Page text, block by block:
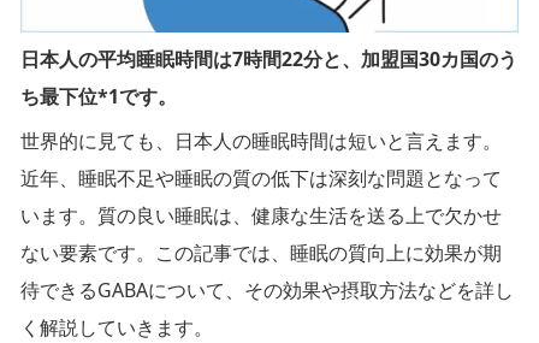
日本人の平均睡眠時間は7時間22分と、加盟国30カ国のう
ち最下位*1です。
世界的に見ても、日本人の睡眠時間は短いと言えます。
近年、睡眠不足や睡眠の質の低下は深刻な問題となって
います。質の良い睡眠は、健康な生活を送る上で欠かせ
ない要素です。この記事では、睡眠の質向上に効果が期
待できるGABAについて、その効果や摂取方法などを詳し
く解説していきます。